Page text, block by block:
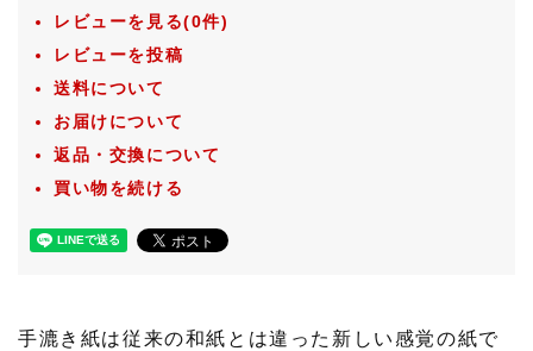
レビューを見る(0件)
レビューを投稿
送料について
お届けについて
返品・交換について
買い物を続ける
手漉き紙は従来の和紙とは違った新しい感覚の紙で